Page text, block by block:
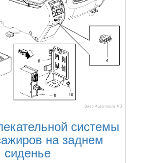
системы
на заднем
сиденье